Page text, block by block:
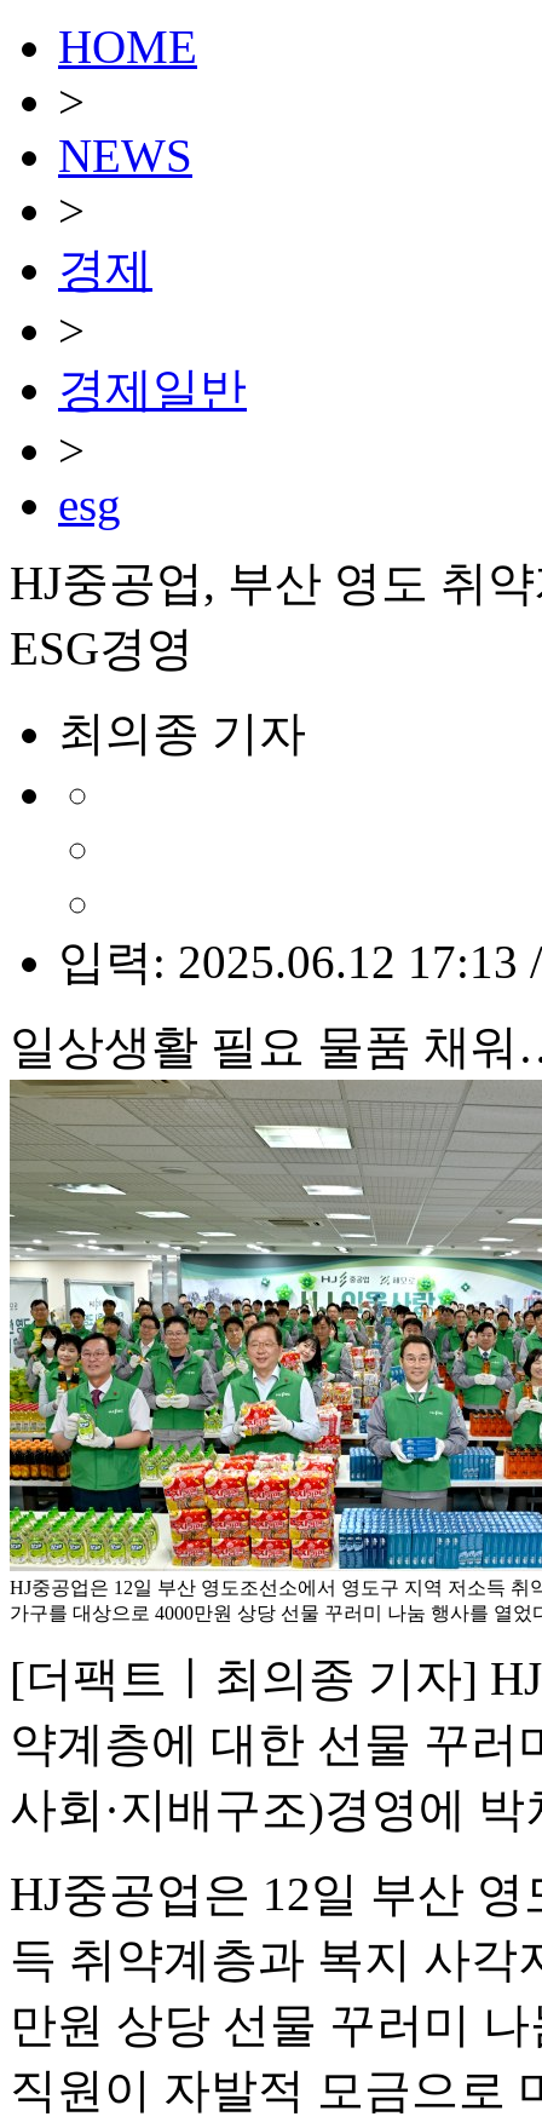
HOME
>
NEWS
>
경제
>
경제일반
>
esg
HJ중공업, 부산 영도 취
ESG경영
최의종 기자
입력: 2025.06.12 17:13
일상생활 필요 물품 채
HJ중공업은 12일 부산 영도조선소에서 영도구 지역 저소득 취
가구를 대상으로 4000만원 상당 선물 꾸러미 나눔 행사를 열었
[더팩트ㅣ최의종 기자]
약계층에 대한 선물 꾸러
사회·지배구조)경영에
HJ중공업은 12일 부산
득 취약계층과 복지 사각
만원 상당 선물 꾸러미
직원이 자발적 모금으로